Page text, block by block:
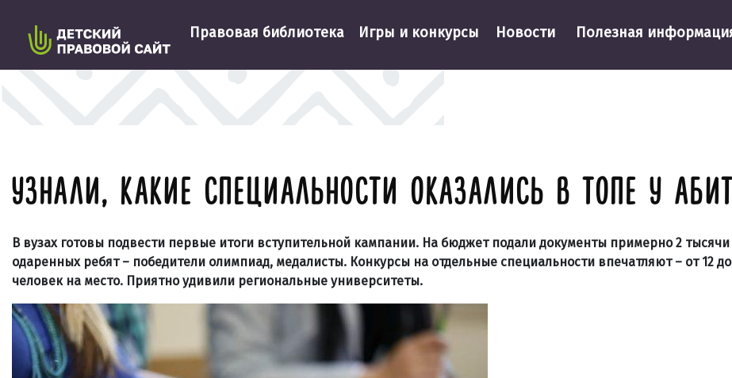
Правовая библиотека Игры и конкурсы Новости Полезная
УЗНАЛИ, КАКИЕ СПЕЦИАЛЬНОСТИ ОКАЗАЛИСЬ В ТОПЕ У
В вузах готовы подвести первые итоги вступительной кампании. На бюджет подали документы примерно 2 тысячи
одаренных ребят – победители олимпиад, медалисты. Конкурсы на отдельные специальности впечатляют – от 12 до
человек на место. Приятно удивили региональные университеты.